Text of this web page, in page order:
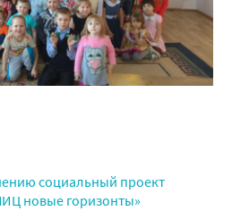
социальный проект
новые горизонты»